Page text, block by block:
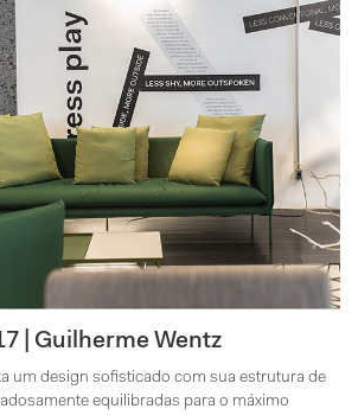
| Guilherme Wentz
um design sofisticado com sua estrutura de
equilibradas para o máximo